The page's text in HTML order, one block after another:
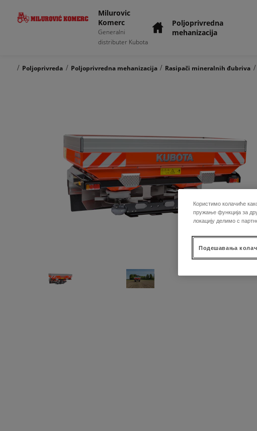
Milurovic
Komerc
Generalni
distributer Kubota
Poljoprivredna
mehanizacija
/ Poljoprivreda / Poljoprivredna mehanizacija / Rasipači mineralnih đubriva /
Користимо колачиће
пружање функција за
локацију делимо с
Подешавања